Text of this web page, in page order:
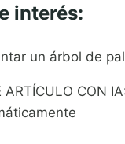
interés:
un árbol de
ARTÍCULO CON